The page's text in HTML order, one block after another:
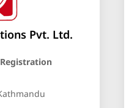
Pvt. Ltd.